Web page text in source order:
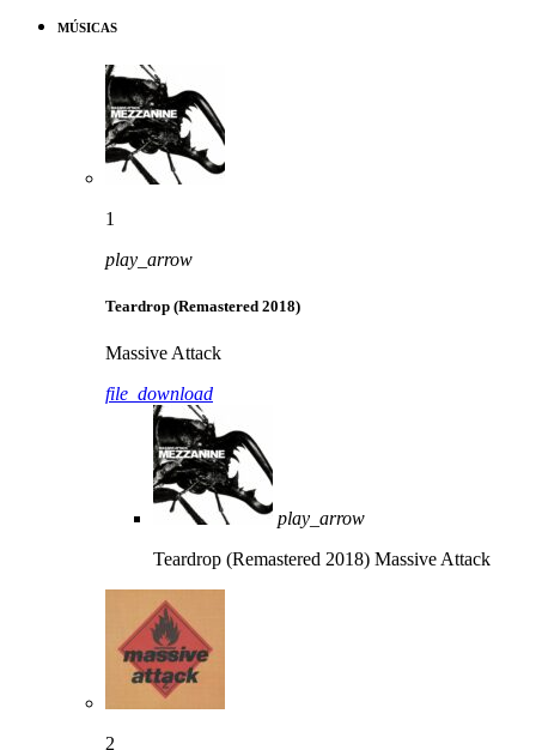
MÚSICAS
1
play_arrow
Teardrop (Remastered 2018)
Massive Attack
file_download
play_arrow
Teardrop (Remastered 2018) Massive Attack
2